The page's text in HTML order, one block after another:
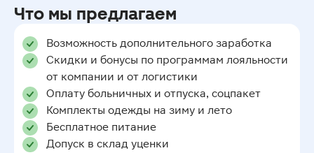
Что мы предлагаем
Возможность дополнительного заработка
Скидки и бонусы по программам лояльности
от компании и от логистики
Оплату больничных и отпуска, соцпакет
Комплекты одежды на зиму и лето
Бесплатное питание
Допуск в склад уценки